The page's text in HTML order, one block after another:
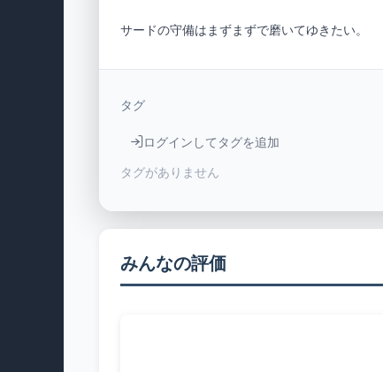
サードの守備はまずまずで磨いてゆきたい。
タグ
ログインしてタグを追加
タグがありません
みんなの評価